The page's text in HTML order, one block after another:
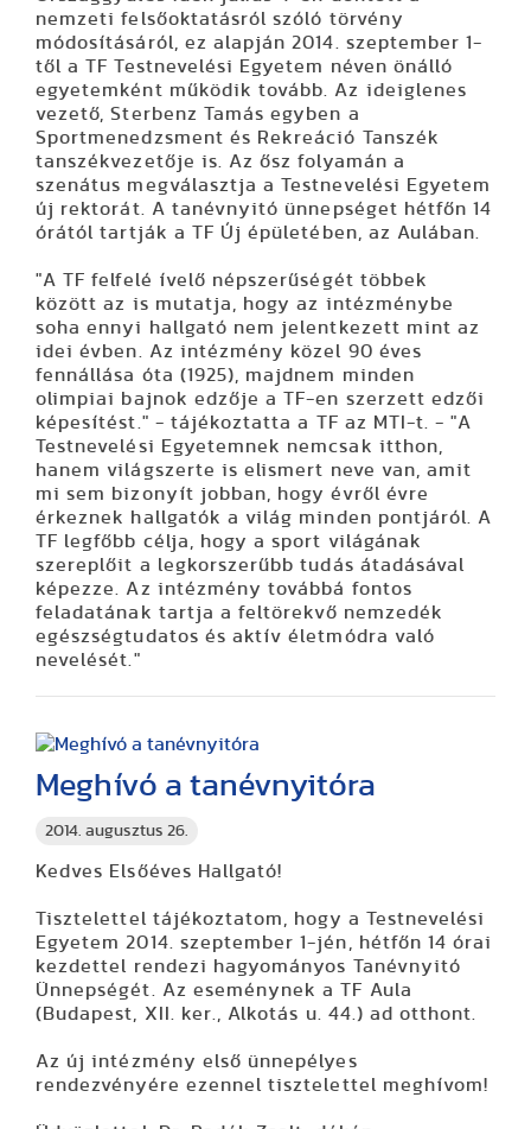
nemzeti felsőoktatásról szóló törvény
módosításáról, ez alapján 2014. szeptember 1-
től a TF Testnevelési Egyetem néven önálló
egyetemként működik tovább. Az ideiglenes
vezető, Sterbenz Tamás egyben a
Sportmenedzsment és Rekreáció Tanszék
tanszékvezetője is. Az ősz folyamán a
szenátus megválasztja a Testnevelési Egyetem
új rektorát. A tanévnyitó ünnepséget hétfőn 14
órától tartják a TF Új épületében, az Aulában.
"A TF felfelé ívelő népszerűségét többek
között az is mutatja, hogy az intézménybe
soha ennyi hallgató nem jelentkezett mint az
idei évben. Az intézmény közel 90 éves
fennállása óta (1925), majdnem minden
olimpiai bajnok edzője a TF-en szerzett edzői
képesítést." - tájékoztatta a TF az MTI-t. - "A
Testnevelési Egyetemnek nemcsak itthon,
hanem világszerte is elismert neve van, amit
mi sem bizonyít jobban, hogy évről évre
érkeznek hallgatók a világ minden pontjáról. A
TF legfőbb célja, hogy a sport világának
szereplőit a legkorszerűbb tudás átadásával
képezze. Az intézmény továbbá fontos
feladatának tartja a feltörekvő nemzedék
egészségtudatos és aktív életmódra való
nevelését."
2014. augusztus 26.
Meghívó a tanévnyitóra
Kedves Elsőéves Hallgató!
Tisztelettel tájékoztatom, hogy a Testnevelési
Egyetem 2014. szeptember 1-jén, hétfőn 14 órai
kezdettel rendezi hagyományos Tanévnyitó
Ünnepségét. Az eseménynek a TF Aula
(Budapest, XII. ker., Alkotás u. 44.) ad otthont.
Az új intézmény első ünnepélyes
rendezvényére ezennel tisztelettel meghívom!